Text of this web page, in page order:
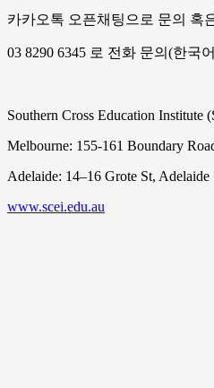
카카오톡 오픈채팅으로 문의 혹
03 8290 6345 로 전화 문의(한국
Southern Cross Education Institute
Melbourne: 155-161 Boundary
Adelaide: 14–16 Grote St, Adelaide
www.scei.edu.au